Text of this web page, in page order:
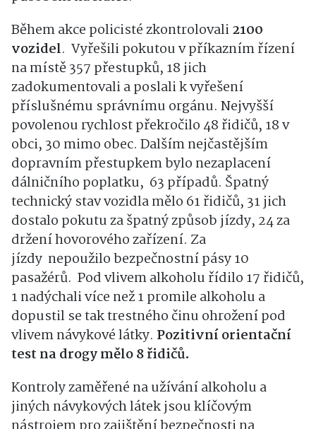
Během akce policisté zkontrolovali2100
vozidel. Vyřešili pokutou v příkazním řízení
na místě 357 přestupků, 18 jich
zadokumentovali a poslali k vyřešení
příslušnému správnímu orgánu. Nejvyšší
povolenou rychlost překročilo 48 řidičů, 18 v
obci, 30 mimo obec. Dalším nejčastějším
dopravním přestupkem bylo nezaplacení
dálničního poplatku, 63 případů. Špatný
technický stav vozidla mělo 61 řidičů, 31 jich
dostalo pokutu za špatný způsob jízdy, 24 za
držení hovorového zařízení. Za
jízdy nepoužilo bezpečnostní pásy 10
pasažérů. Pod vlivem alkoholu řídilo 17 řidičů,
1 nadýchali více než 1 promile alkoholu a
dopustil se tak trestného činu ohrožení pod
vlivem návykové látky. Pozitivní orientační
test na drogy mělo 8 řidičů.
Kontroly zaměřené na užívání alkoholu a
jiných návykových látek jsou klíčovým